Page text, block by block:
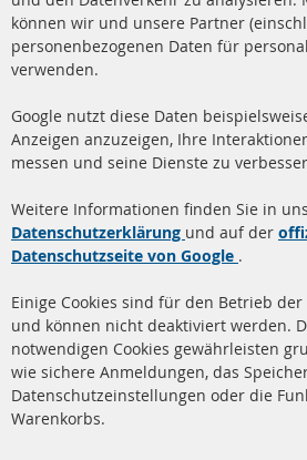
+49 (0) 4533 799 00 0
Mo-Do: 09-17 Uhr, Fr 09-16 Uhr
info@contra-automotive.de
facebook
instagram
Quick Links
Dieselpartikelfilter (DPF)
Dieselpartikelfilter
Katalysator (KAT)
Sensoren
FAQ
können wir und unsere Partner
personenbezogenen Daten für
verwenden.
Google nutzt diese Daten
Anzeigen anzuzeigen, Ihre
messen und seine Dienste zu
Weitere Informationen finden Sie in
Datenschutzerklärung und auf der
Datenschutzseite von Google .
Einige Cookies sind für den Betrieb
und können nicht deaktiviert werden.
notwendigen Cookies gewährleisten
wie sichere Anmeldungen, das
Datenschutzeinstellungen oder die
Warenkorbs.